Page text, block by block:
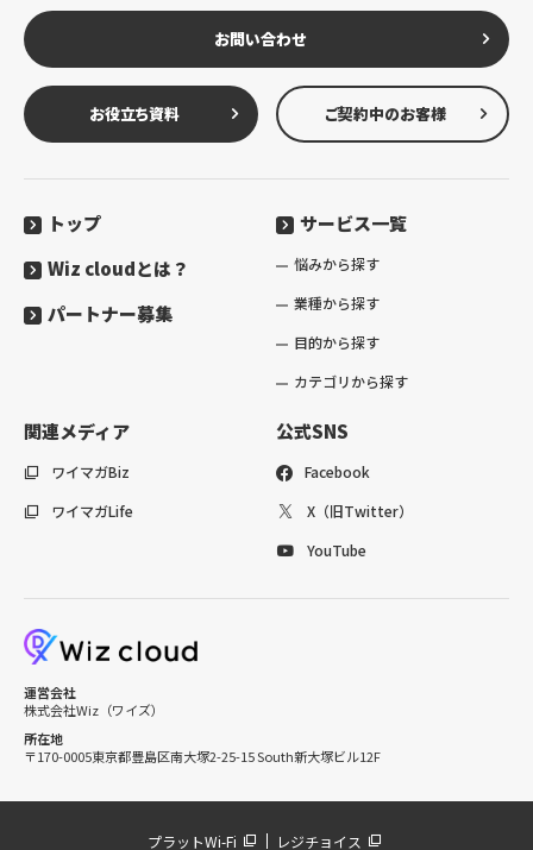
お問い合わせ
お役立ち資料 ご契約中のお客様
トップ サービス一覧
悩みから探す
業種から探す
目的から探す
カテゴリから探す
Wiz cloudとは？
パートナー募集
関連メディア
ワイマガBiz
ワイマガLife
公式SNS
Facebook
X（旧Twitter）
YouTube
運営会社
株式会社Wiz（ワイズ）
所在地
〒170-0005東京都豊島区南大塚2-25-15 South新大塚ビル12F
プラットWi-Fi レジチョイス